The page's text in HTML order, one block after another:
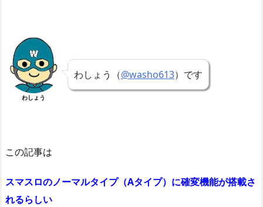
わしょう
わしょう（@washo613）です
この記事は
スマスロのノーマルタイプ（Aタイプ）に確変機能が搭載さ
れるらしい